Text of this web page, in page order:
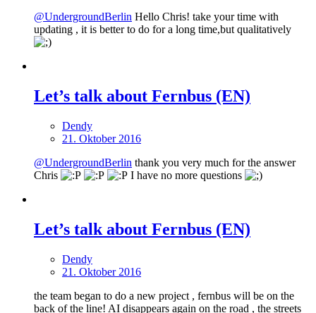
@UndergroundBerlin Hello Chris! take your time with
updating , it is better to do for a long time,but qualitatively
Let’s talk about Fernbus (EN)
Dendy
21. Oktober 2016
@UndergroundBerlin thank you very much for the answer
Chris
I have no more questions
Let’s talk about Fernbus (EN)
Dendy
21. Oktober 2016
the team began to do a new project , fernbus will be on the
back of the line! AI disappears again on the road , the streets